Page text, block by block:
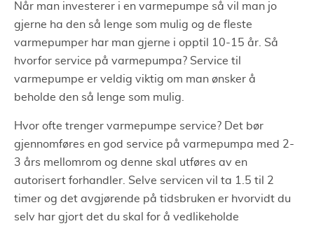
Når man investerer i en varmepumpe så vil man jo
gjerne ha den så lenge som mulig og de fleste
varmepumper har man gjerne i opptil 10-15 år. Så
hvorfor service på varmepumpa? Service til
varmepumpe er veldig viktig om man ønsker å
beholde den så lenge som mulig.
Hvor ofte trenger varmepumpe service? Det bør
gjennomføres en god service på varmepumpa med 2-
3 års mellomrom og denne skal utføres av en
autorisert forhandler. Selve servicen vil ta 1.5 til 2
timer og det avgjørende på tidsbruken er hvorvidt du
selv har gjort det du skal for å vedlikeholde